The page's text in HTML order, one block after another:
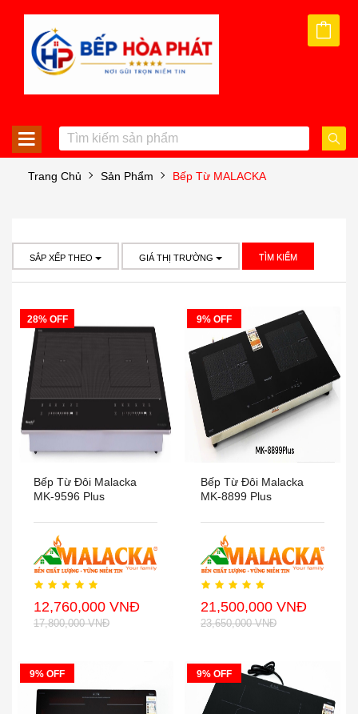
Trang Chủ Sản Phẩm Bếp Từ MALACKA
SẮP XẾP THEO GIÁ THỊ TRƯỜNG TÌM KIẾM
28% OFF
Bếp Từ Đôi Malacka
MK-9596 Plus
12,760,000 VNĐ
17,800,000 VNĐ
9% OFF
Bếp Từ Đôi Malacka
MK-8899 Plus
21,500,000 VNĐ
23,650,000 VNĐ
9% OFF 9% OFF